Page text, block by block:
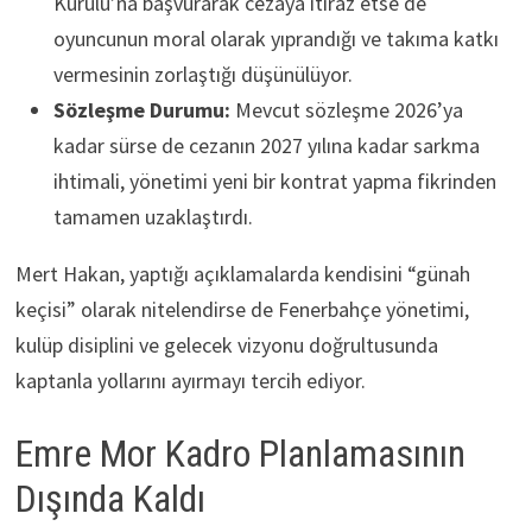
oyuncunun moral olarak yıprandığı ve takıma katkı
vermesinin zorlaştığı düşünülüyor.
Sözleşme Durumu: Mevcut sözleşme 2026’ya
kadar sürse de cezanın 2027 yılına kadar sarkma
ihtimali, yönetimi yeni bir kontrat yapma fikrinden
tamamen uzaklaştırdı.
Mert Hakan, yaptığı açıklamalarda kendisini “günah
keçisi” olarak nitelendirse de Fenerbahçe yönetimi,
kulüp disiplini ve gelecek vizyonu doğrultusunda
kaptanla yollarını ayırmayı tercih ediyor.
Emre Mor Kadro Planlamasının
Dışında Kaldı